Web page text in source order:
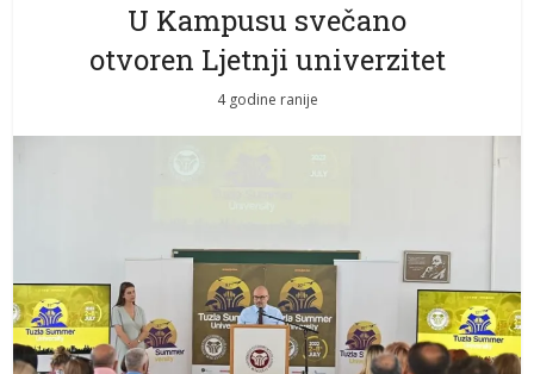
U Kampusu svečano
otvoren Ljetnji univerzitet
4 godine ranije